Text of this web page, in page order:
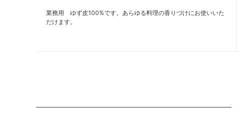
業務用 ゆず皮100%です。あらゆる料理の香りづけにお使いいた
だけます。